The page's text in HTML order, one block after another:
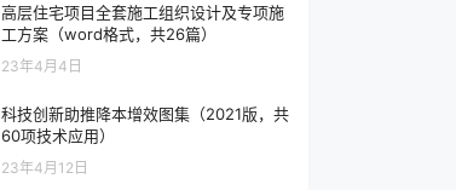
高层住宅项目全套施工组织设计及专项施
工方案（word格式，共26篇）
23年4月4日
科技创新助推降本增效图集（2021版，共
60项技术应用）
23年4月12日